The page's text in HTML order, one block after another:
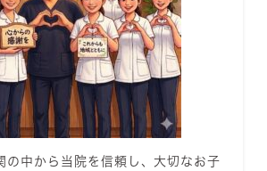
の中から当院を信頼し、大切なお子